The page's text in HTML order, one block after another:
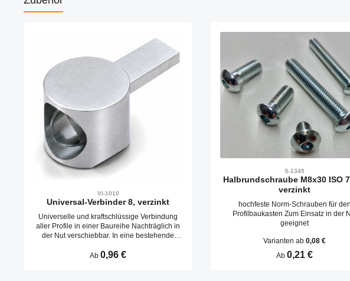
VI-1010
Universal-Verbinder 8, verzinkt
Universelle und kraftschlüssige Verbindung
aller Profile in einer Baureihe Nachträglich in
der Nut verschiebbar. In eine bestehende
Bearbeitung nur an einem Profil
Regulärer Preis:
Ab 0,96 €
S-1345
Halbrundschraube M8x30 ISO
verzinkt
hochfeste Norm-Schrauben für den
Profilbaukasten Zum Einsatz in der
geeignet
Varianten ab 0,08 €
Regulärer Preis:
Ab 0,21 €